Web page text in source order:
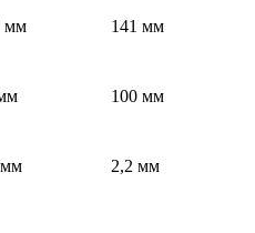
мм 141 мм
100 мм
2,2 мм